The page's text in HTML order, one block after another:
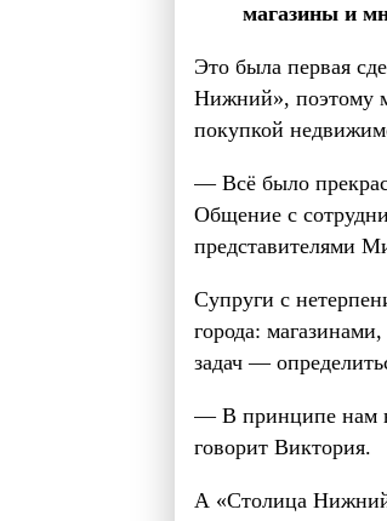
магазины и
Это была первая
Нижний», поэтому
покупкой
— Всё было
Общение с
представителями
Супруги с
города:
задач —
— В принципе нам
говорит Виктория.
А «Столица